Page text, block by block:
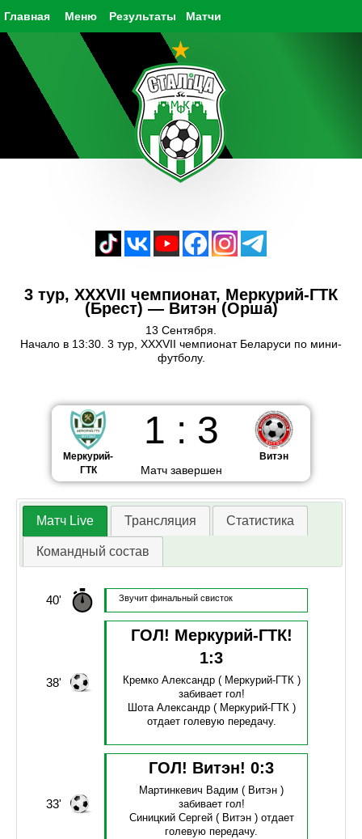
Главная Результаты Матчи
Меню
3 тур, XXXVII чемпионат, Меркурий-ГТК
(Брест) — Витэн (Орша)
13 Сентября.
Начало в 13:30. 3 тур, XXXVII чемпионат Беларуси по мини-
футболу.
Меркурий-
ГТК
1 : 3
Матч завершен
Витэн
Матч Live Трансляция Статистика
Командный состав
40' Звучит финальный свисток
38'
ГОЛ! Меркурий-ГТК!
1:3
Кремко Александр( Меркурий-ГТК )
забивает гол!
Шота Александр( Меркурий-ГТК )
отдает голевую передачу.
33'
ГОЛ! Витэн!0:3
Мартинкевич Вадим ( Витэн )
забивает гол!
Синицкий Сергей( Витэн ) отдает
голевую передачу.